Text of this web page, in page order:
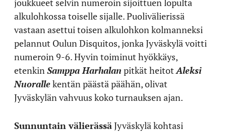
alkulohkossa toiselle sijalle. Puolivälierissä
vastaan asettui toisen alkulohkon kolmanneksi
pelannut Oulun Disquitos, jonka Jyväskylä voitti
numeroin 9-6. Hyvin toiminut hyökkäys,
etenkin Samppa Harhalan pitkät heitot Aleksi
Nuorallekentän päästä päähän, olivat
Jyväskylän vahvuus koko turnauksen ajan.
Sunnuntain välierässäJyväskylä kohtasi